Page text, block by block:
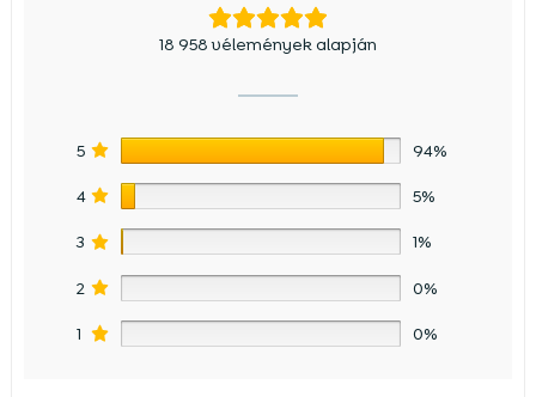
18 958 vélemények alapján
5 94%
4 5%
3 1%
2 0%
1 0%